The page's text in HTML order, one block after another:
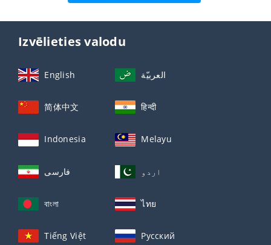
Izvēlieties valodu
English العربيّة
简体中文 हिन्दी
Indonesia Melayu
فارسی اردو
বাংলা ไทย
Tiếng Việt Русский